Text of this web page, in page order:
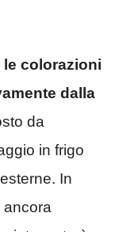
le colorazioni
dalla
da
in frigo
In
ancora